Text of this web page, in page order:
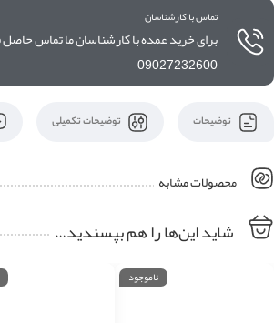
تماس با کارشناسان
09027232600
توضیحات توضیحات تکمیلی
محصولات مشابه
شاید این‌ها را هم بپسندید…
ناموجود